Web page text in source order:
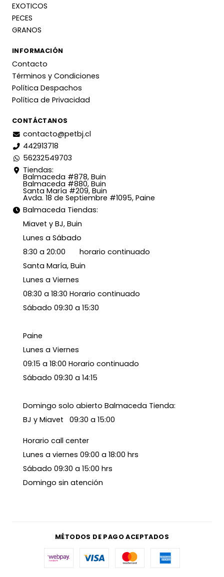
EXOTICOS
PECES
GRANOS
INFORMACIÓN
Contacto
Términos y Condiciones
Política Despachos
Política de Privacidad
CONTÁCTANOS
contacto@petbj.cl
442913718
56232549703
Tiendas:
Balmaceda #878, Buin
Balmaceda #880, Buin
Santa María #209, Buin
Avda. 18 de Septiembre #1095, Paine
Balmaceda Tiendas:
Miavet y BJ, Buin
Lunes a Sábado
8:30 a 20:00 horario continuado
Santa María, Buin
Lunes a Viernes
08:30 a 18:30 Horario continuado
Sábado 09:30 a 15:30
Paine
Lunes a Viernes
09:15 a 18:00 Horario continuado
Sábado 09:30 a 14:15
Domingo solo abierto Balmaceda Tienda:
BJ y Miavet 09:30 a 15:00
Horario call center
Lunes a viernes 09:00 a 18:00 hrs
Sábado 09:30 a 15:00 hrs
Domingo sin atención
MÉTODOS DE PAGO ACEPTADOS